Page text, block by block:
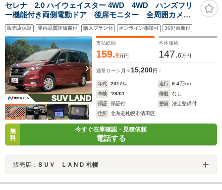
セレナ 2.0 ハイウェイスター 4WD 4WD ハンズフリ
ー機能付き両側電動ドア 後席モニター 全周囲カメ
ラ 禁煙車 純正8型ナビ パーキングアシスト エマー
ジェンシーブレーキ クルーズコントロール 純正15イ
ンチアルミ
販売店保証 車両品質評価書付 購入プラン付 オンライン相談可 360°画像付
支払総額
159.9万円
本体価格
147.6万円
通常ローン 月々 15,200円
年式 2017年 走行 9.4万km
車検
'28/01 修復
なし
保証
保証付 整備
法定整備付
住所
北海道札幌市清田区
無
料
今すぐ在庫確認・見積依頼
電話する
販売店： ＳＵＶ ＬＡＮＤ 札幌